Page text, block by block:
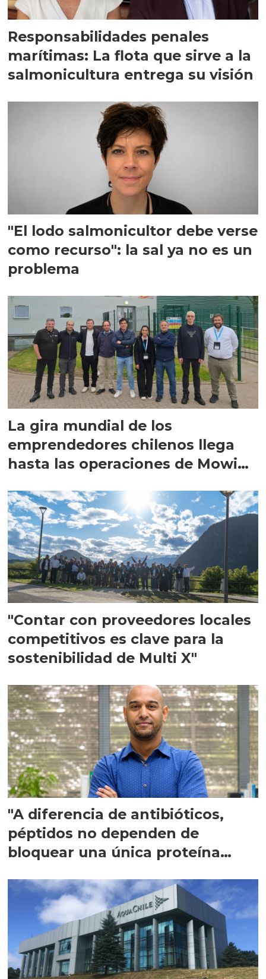
Responsabilidades penales
marítimas: La flota que sirve a la
salmonicultura entrega su visión
"El lodo salmonicultor debe verse
como recurso": la sal ya no es un
problema
La gira mundial de los
emprendedores chilenos llega
hasta las operaciones de Mowi
"Contar con proveedores locales
competitivos es clave para la
sostenibilidad de Multi X"
"A diferencia de antibióticos,
péptidos no dependen de
bloquear una única proteína